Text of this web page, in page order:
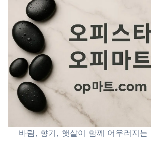
― 바람, 향기, 햇살이 함께 어우러지는